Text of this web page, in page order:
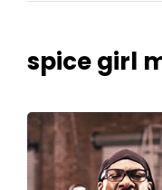
spice girl